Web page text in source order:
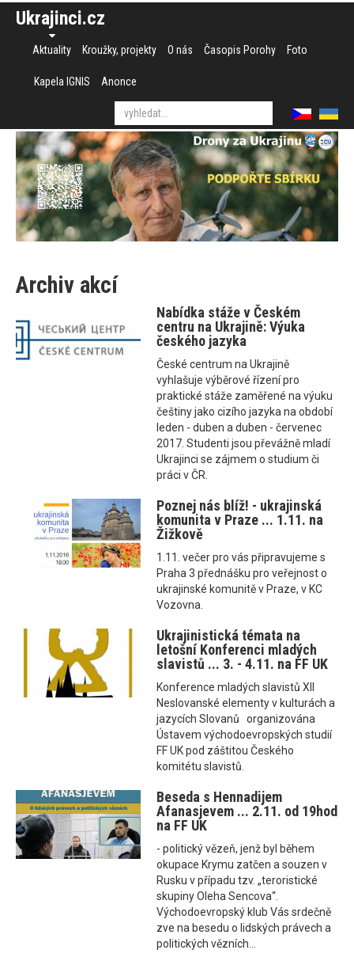
Ukrajinci.cz
Aktuality Kroužky, projekty O nás Časopis Porohy Foto
Kapela IGNIS Anonce
Archiv akcí
Nabídka stáže v Českém
centru na Ukrajině: Výuka
českého jazyka
České centrum na Ukrajině
vyhlašuje výběrové řízení pro
praktické stáže zaměřené na výuku
češtiny jako cizího jazyka na období
leden - duben a duben - červenec
2017. Studenti jsou převážně mladí
Ukrajinci se zájmem o studium či
práci v ČR.
Poznej nás blíž! - ukrajinská
komunita v Praze ... 1.11. na
Žižkově
1.11. večer pro vás připravujeme s
Praha 3 přednášku pro veřejnost o
ukrajinské komunitě v Praze, v KC
Vozovna.
Ukrajinistická témata na
letošní Konferenci mladých
slavistů ... 3. - 4.11. na FF UK
Konference mladých slavistů XII
Neslovanské elementy v kulturách a
jazycích Slovanů organizována
Ústavem východoevropských studií
FF UK pod záštitou Českého
komitétu slavistů.
Beseda s Hennadijem
Afanasjevem ... 2.11. od 19hod
na FF UK
- politický vězeň, jenž byl během
okupace Krymu zatčen a souzen v
Rusku v případu tzv. „teroristické
skupiny Oleha Sencova“.
Východoevropský klub Vás srdečně
zve na besedu o lidských právech a
politických vězních...